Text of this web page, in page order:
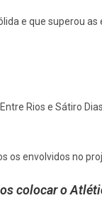
e que superou
Rios e Sátiro
envolvidos no
colocar o